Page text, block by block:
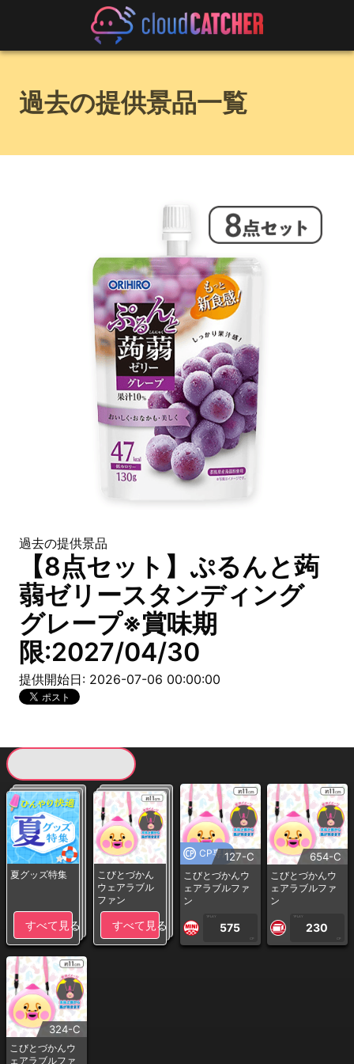
過去の提供景品一覧
過去の提供景品
【8点セット】ぷるんと蒟
蒻ゼリースタンディング
グレープ※賞味期
限:2027/04/30
提供開始日: 2026-07-06 00:00:00
夏グッズ特集
すべて見る
こびとづかん
ウェアラブル
ファン
すべて見る
CP専用127-C
こびとづかんウ
ェアラブルファ
ン
1PLAY
575
CP
654-C
こびとづかんウ
ェアラブルファ
ン
1PLAY
230
CP
324-C
こびとづかんウ
ェアラブルファ